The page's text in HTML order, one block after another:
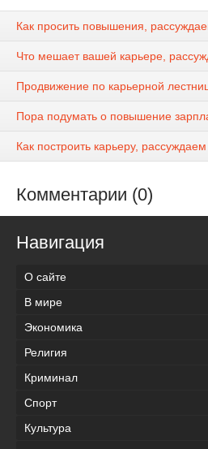
Как просить повышения,
Что мешает вашей карьере,
Продвижение по карьерной
Пора подумать о повышение
Как построить карьеру,
Комментарии (0)
Навигация
О сайте
В мире
Экономика
Религия
Криминал
Спорт
Культура